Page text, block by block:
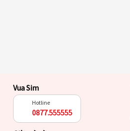
Vua Sim
Hotline
0877.555555